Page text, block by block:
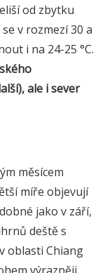
od zbytku
v rozmezí 30 a
i na 24-25 °C.
ale i sever
měsícem
míře objevují
jako v září,
deště s
oblasti Chiang